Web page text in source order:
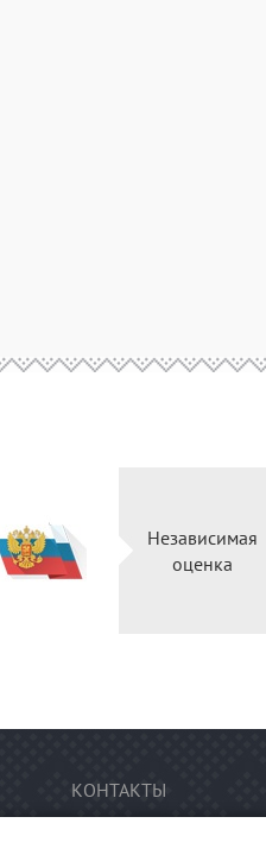
Независимая
оценка
КОНТАКТЫ